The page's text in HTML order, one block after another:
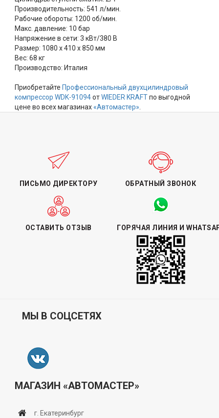
Производительность: 541 л/мин.
Рабочие обороты: 1200 об/мин.
Макс. давление: 10 бар
Напряжение в сети: 3 кВт/380 В
Размер: 1080 х 410 х 850 мм
Вес: 68 кг
Производство: Италия
Приобретайте Профессиональный двухцилиндровый
компрессор WDK-91094отWIEDER KRAFTпо выгодной
цене во всех магазинах«Автомастер»
ПИСЬМО ДИРЕКТОРУ ОБРАТНЫЙ ЗВОНОК
ОСТАВИТЬ ОТЗЫВ ГОРЯЧАЯ ЛИНИЯ И
МЫ В СОЦСЕТЯХ
МАГАЗИН «АВТОМАСТЕР»
г. Екатеринбург